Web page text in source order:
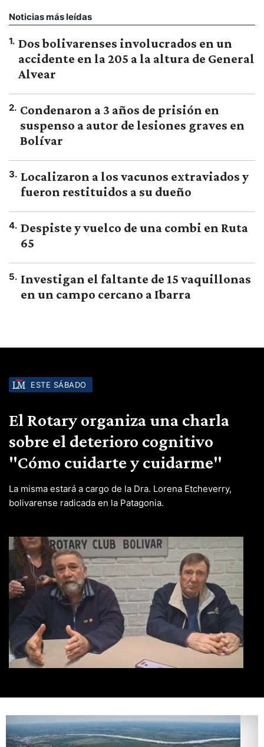
Noticias más leídas
1. Dos bolivarenses involucrados en un
accidente en la 205 a la altura de General
Alvear
2. Condenaron a 3 años de prisión en
suspenso a autor de lesiones graves en
Bolívar
3. Localizaron a los vacunos extraviados y
fueron restituidos a su dueño
4. Despiste y vuelco de una combi en Ruta
65
5. Investigan el faltante de 15 vaquillonas
en un campo cercano a Ibarra
ESTE SÁBADO
El Rotary organiza una charla
sobre el deterioro cognitivo
"Cómo cuidarte y cuidarme"
La misma estará a cargo de la Dra. Lorena Etcheverry,
bolivarense radicada en la Patagonia.